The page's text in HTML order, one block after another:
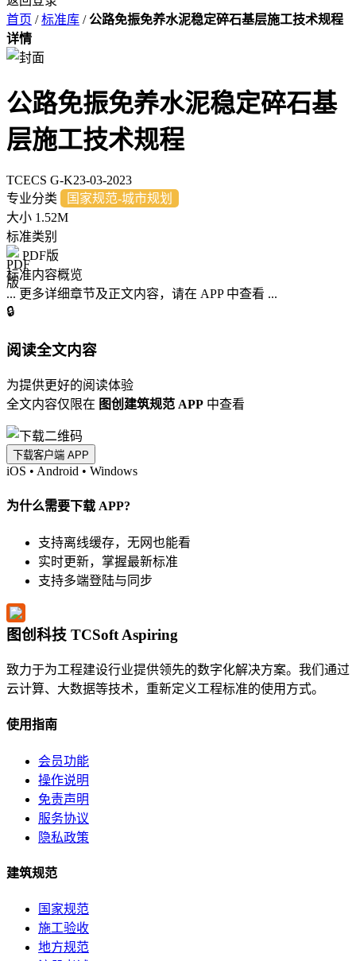
首页 / 标准库 / 公路免振免养水泥稳定碎石基层施工技术规程
详情
公路免振免养水泥稳定碎石基
层施工技术规程
TCECS G-K23-03-2023
专业分类
国家规范-城市规划
大小 1.52M
标准类别
PDF版
标准内容概览
... 更多详细章节及正文内容，请在 APP 中查看 ...
🔒
阅读全文内容
为提供更好的阅读体验
全文内容仅限在 图创建筑规范 APP 中查看
下载客户端 APP
iOS • Android • Windows
为什么需要下载 APP?
支持离线缓存，无网也能看
实时更新，掌握最新标准
支持多端登陆与同步
图创科技 TCSoft Aspiring
致力于为工程建设行业提供领先的数字化解决方案。我们通过
云计算、大数据等技术，重新定义工程标准的使用方式。
使用指南
会员功能
操作说明
免责声明
服务协议
隐私政策
建筑规范
国家规范
施工验收
地方规范